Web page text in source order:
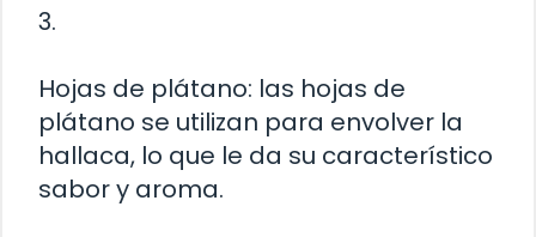
3.
Hojas de plátano: las hojas de
plátano se utilizan para envolver la
hallaca, lo que le da su característico
sabor y aroma.